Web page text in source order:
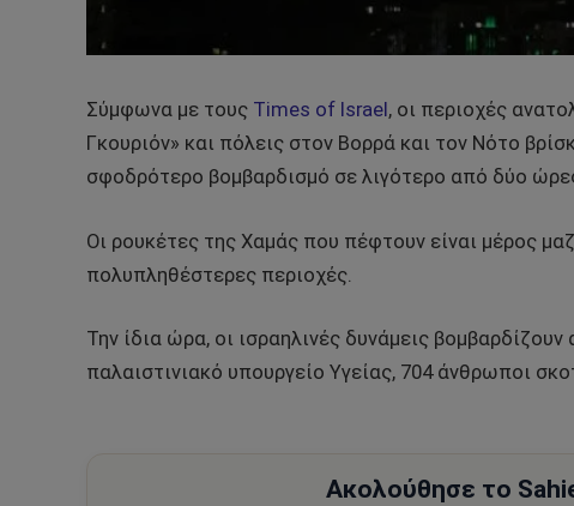
Σύμφωνα με τους Times of Israel, οι περιοχές
Γκουριόν» και πόλεις στον Βορρά και τον Νότο
σφοδρότερο βομβαρδισμό σε λιγότερο από δύο
Οι ρουκέτες της Χαμάς που πέφτουν είναι μέρος
πολυπληθέστερες περιοχές.
Την ίδια ώρα, οι ισραηλινές δυνάμεις
παλαιστινιακό υπουργείο Υγείας, 704 άνθρωποι
Ακολούθησε το